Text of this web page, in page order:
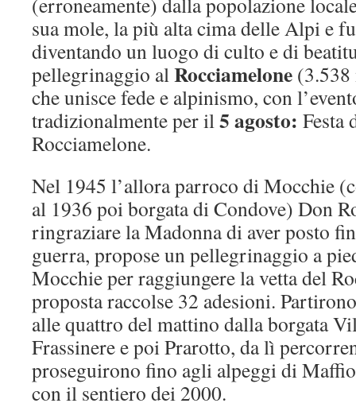
sua mole, la più alta cima delle Alpi e
diventando un luogo di culto e di
pellegrinaggio alRocciamelone (3.538
che unisce fede e alpinismo, con
tradizionalmente per il5 agosto: Festa
Rocciamelone.
Nel 1945 l’allora parroco di Mocchie
al 1936 poi borgata di Condove) Don
ringraziare la Madonna di aver posto
guerra, propose un pellegrinaggio a
Mocchie per raggiungere la vetta del
proposta raccolse 32 adesioni.
alle quattro del mattino dalla borgata
Frassinere e poi Prarotto, da lì
proseguirono fino agli alpeggi di
con il sentiero dei 2000.